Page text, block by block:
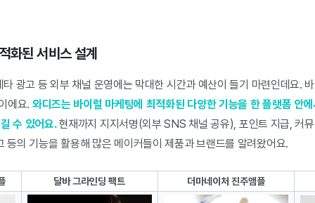
화된 서비스 설계
광고 등 외부 채널 운영에는 막대한 시간과 예산이 들기 마련인데요.
에요. 와디즈는 바이럴 마케팅에 최적화된 다양한 기능을 한 플랫폼 안
수 있어요.현재까지 지지서명(외부 SNS 채널 공유), 포인트 지급, 커
등의 기능을 활용해 많은 메이커들이 제품과 브랜드를 알려왔어요.
달바 그라인딩 팩트 더마네이처 진주앰플